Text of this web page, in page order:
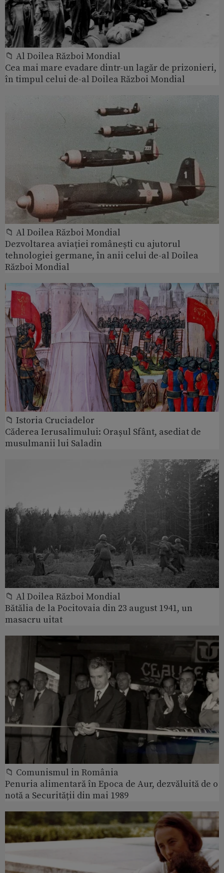
📁 Al Doilea Război Mondial
Cea mai mare evadare dintr-un lagăr de prizonieri,
în timpul celui de-al Doilea Război Mondial
📁 Al Doilea Război Mondial
Dezvoltarea aviației românești cu ajutorul
tehnologiei germane, în anii celui de-al Doilea
Război Mondial
📁 Istoria Cruciadelor
Căderea Ierusalimului: Orașul Sfânt, asediat de
musulmanii lui Saladin
📁 Al Doilea Război Mondial
Bătălia de la Pocitovaia din 23 august 1941, un
masacru uitat
📁 Comunismul in România
Penuria alimentară în Epoca de Aur, dezvăluită de o
notă a Securității din mai 1989